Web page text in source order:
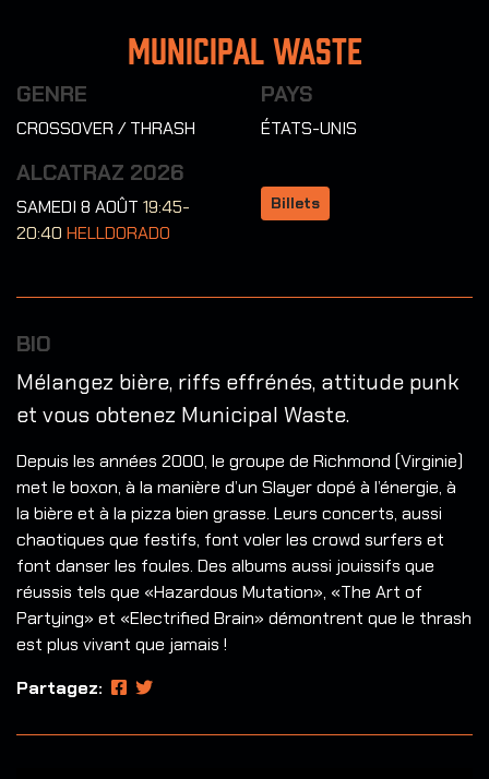
Municipal Waste
GENRE
CROSSOVER / THRASH
PAYS
ÉTATS-UNIS
ALCATRAZ 2026
SAMEDI 8 AOÛT 19:45-
20:40 HELLDORADO
Billets
BIO
Mélangez bière, riffs effrénés, attitude punk
et vous obtenez Municipal Waste.
Depuis les années 2000, le groupe de Richmond (Virginie)
met le boxon, à la manière d’un Slayer dopé à l’énergie, à
la bière et à la pizza bien grasse. Leurs concerts, aussi
chaotiques que festifs, font voler les crowd surfers et
font danser les foules. Des albums aussi jouissifs que
réussis tels que «Hazardous Mutation», «The Art of
Partying» et «Electrified Brain» démontrent que le thrash
est plus vivant que jamais !
Partagez: